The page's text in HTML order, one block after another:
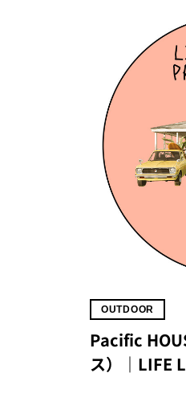
OUTDOOR
Pacific
ス）｜LIFE